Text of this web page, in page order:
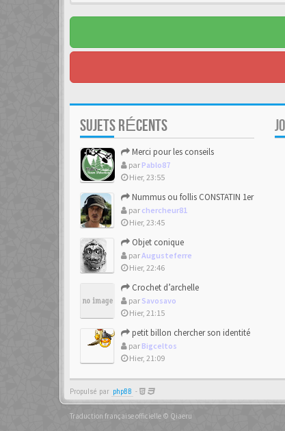
SUJETS RÉCENTS
Merci pour les conseils
par Pablo87
Hier, 23:55
Nummus ou follis CONSTATIN 1er
par chercheur81
Hier, 23:45
Objet conique
parAugusteferre
Hier, 22:46
Crochet d’archelle
par Savosavo
Hier, 21:15
petit billon chercher son identité
par Bigceltos
Hier, 21:09
Propulsé par phpBB -
Traduction française officielle © Qiaeru